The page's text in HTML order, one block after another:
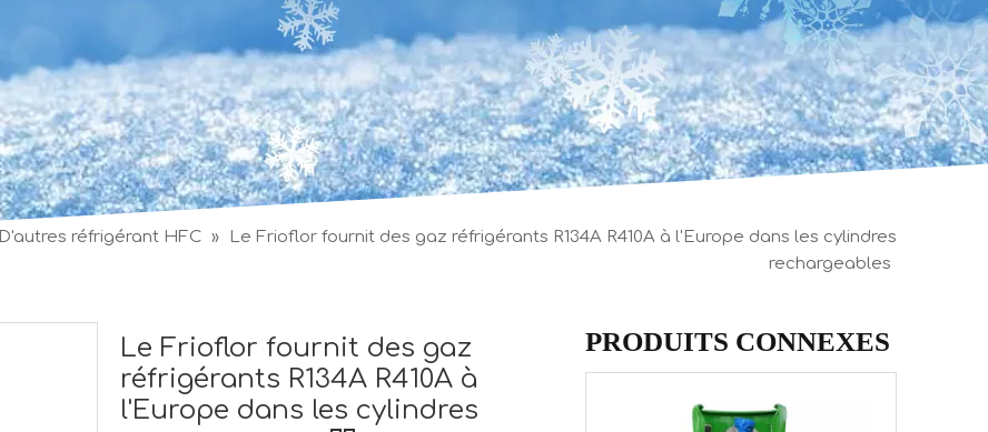
D'autres réfrigérant HFC »
Le Frioflor fournit des gaz réfrigérants R134A R410A à l'Europe dans les cylindres
rechargeables
Le Frioflor fournit des gaz
réfrigérants R134A R410A à
l'Europe dans les cylindres
PRODUITS CONNEXES
Cylindre rechargeable de 12 kg R134a Gas réfrigérant pour le marché européen
Fourniture de gaz réfrigérant R32 pour cylindre rechargeable de 9 kg pour l'Europe